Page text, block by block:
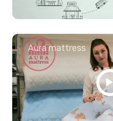
Aura mattress